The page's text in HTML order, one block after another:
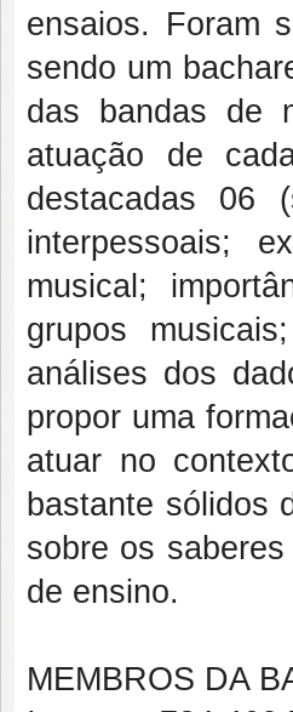
ensaios. Foram
sendo um
das bandas de
atuação de
destacadas 06
interpessoais;
musical;
grupos
análises dos
propor uma
atuar no
bastante sólidos
sobre os
de ensino.
MEMBROS DA